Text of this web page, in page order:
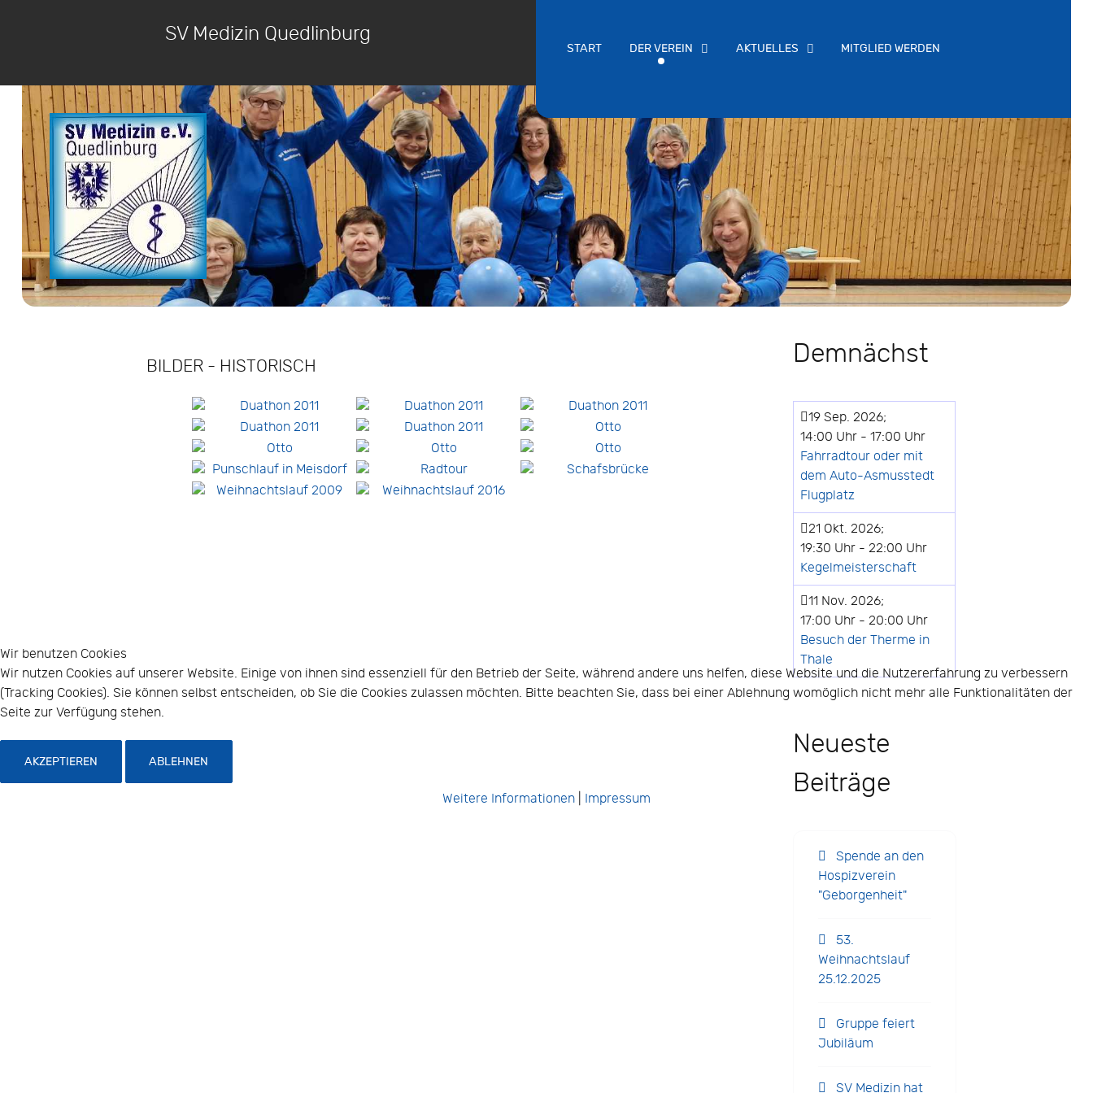
SV Medizin Quedlinburg
START DER VEREIN AKTUELLES MITGLIED WERDEN
BILDER - HISTORISCH Demnächst
19 Sep. 2026;
14:00 Uhr -17:00 Uhr
Fahrradtour oder mit
dem Auto-Asmusstedt
Flugplatz
21 Okt. 2026;
19:30 Uhr -22:00 Uhr
Kegelmeisterschaft
11 Nov. 2026;
17:00 Uhr -20:00 Uhr
Besuch der Therme in
Thale
Neueste
Beiträge
Spende an den
Hospizverein
"Geborgenheit"
53.
Weihnachtslauf
25.12.2025
Gruppe feiert
Jubiläum
SV Medizin hat
Wir benutzen Cookies
Wir nutzen Cookies auf unserer Website. Einige von ihnen sind essenziell für den Betrieb der Seite, während andere uns helfen, diese Website und die Nutzererfahrung zu verbessern
(Tracking Cookies). Sie können selbst entscheiden, ob Sie die Cookies zulassen möchten. Bitte beachten Sie, dass bei einer Ablehnung womöglich nicht mehr alle Funktionalitäten der
Seite zur Verfügung stehen.
AKZEPTIEREN ABLEHNEN
Weitere Informationen Impressum